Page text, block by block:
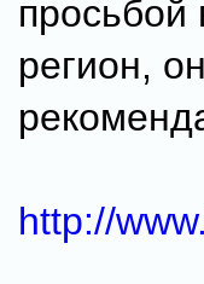
просьбой
регион,
http://